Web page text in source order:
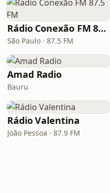
Rádio Conexão FM 87.5 FM
São Paulo · 87.5 FM
Amad Radio
Bauru
Rádio Valentina
João Pessoa · 87.9 FM